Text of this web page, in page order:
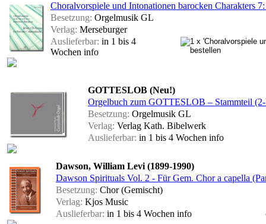
Choralvorspiele und Intonationen barocken Charakters
Besetzung: Orgelmusik GL
Verlag: Merseburger
Auslieferbar: in 1 bis 4
Wochen info
GOTTESLOB (Neu!)
Orgelbuch zum GOTTESLOB – Stammteil
Besetzung: Orgelmusik GL
Verlag: Verlag Kath. Bibelwerk
Auslieferbar: in 1 bis 4 Wochen info
Dawson, William Levi (1899-1990)
Dawson Spirituals Vol. 2 - Für Gem. Chor a capella
Besetzung: Chor (Gemischt)
Verlag: Kjos Music
Auslieferbar: in 1 bis 4 Wochen info